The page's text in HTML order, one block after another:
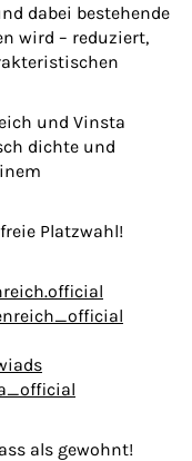
dabei bestehende
wird – reduziert,
und Vinsta
dichte und
Platzwahl!
als gewohnt!